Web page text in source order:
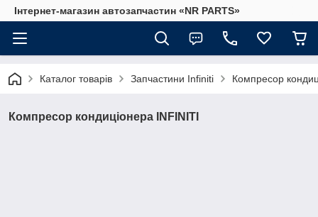
Інтернет-магазин автозапчастин «NR PARTS»
Каталог товарів Запчастини Infiniti Компресор
Компресор кондиціонера INFINITI